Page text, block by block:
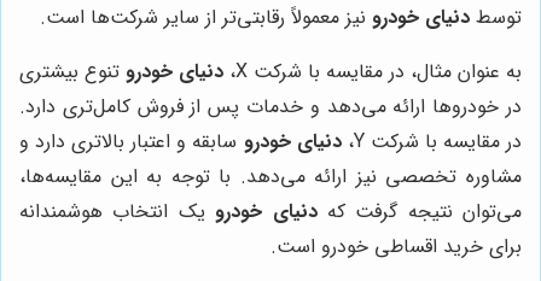
توسط دنیای خودرو نیز معمولاً رقابتی‌تر از سایر شرکت‌ها است.
به عنوان مثال، در مقایسه با شرکت X،
دنیای خودرو تنوع بیشتری
در خودروها ارائه می‌دهد و خدمات پس از فروش کامل‌تری دارد.
در مقایسه با شرکت Y،
دنیای خودرو سابقه و اعتبار بالاتری دارد و
مشاوره تخصصی نیز ارائه می‌دهد. با توجه به این مقایسه‌ها،
می‌توان نتیجه گرفت کهدنیای خودرویک انتخاب هوشمندانه
برای خرید اقساطی خودرو است.